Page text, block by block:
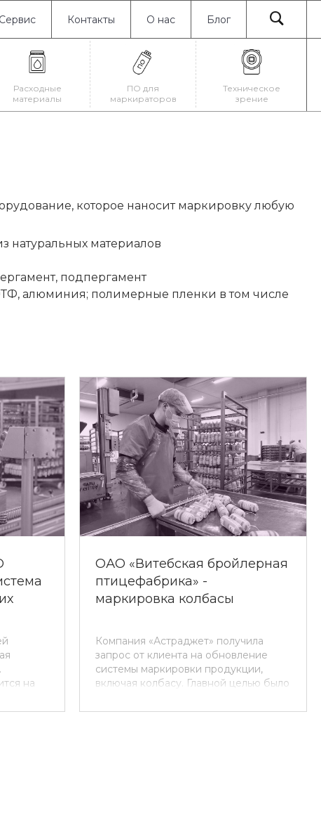
Сервис Контакты О нас Блог
Расходные
материалы
ПО для
маркираторов
Техническое
зрение
которое наносит маркировку любую
натуральных материалов
подпергамент
алюминия; полимерные пленки в том числе
на
ОАО «Витебская бройлерная
птицефабрика» -
маркировка колбасы
Компания «Астраджет» получила
запрос от клиента на обновление
системы маркировки продукции,
включая колбасу. Главной целью было
маркировку на колбасной оболочке,